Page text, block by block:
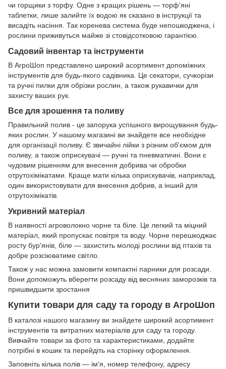
чи горщики з торфу. Одне з кращих рішень — торф'яні
таблетки, лише залийте їх водою як сказано в інструкції та
висадіть насіння. Так коренева система буде непошкоджена, і
рослини приживуться майже зі стовідсотковою гарантією.
Садовий інвентар та інструменти
В АгроШоп представлено широкий асортимент допоміжних
інструментів для будь-якого садівника. Це секатори, сучкорізи
та ручні пилки для обрізки рослин, а також рукавички для
захисту ваших рук.
Все для зрошення та поливу
Правильний полив - це запорука успішного вирощування будь-
яких рослин. У нашому магазині ви знайдете все необхідне
для організації поливу. Є звичайні лійки з різним об'ємом для
поливу, а також оприскувачі — ручні та пневматичні. Вони є
чудовим рішенням для внесення добрива чи обробки
отрутохімікатами. Краще мати кілька оприскувачів, наприклад,
один використовувати для внесення добрив, а інший для
отрутохімікатів.
Укривний матеріал
В наявності агроволокно чорне та біле. Це легкий та міцний
матеріал, який пропускає повітря та воду. Чорне перешкоджає
росту бур'янів, біле — захистить молоді рослини від птахів та
добре розсіюватиме світло.
Також у нас можна замовити компактні парники для розсади.
Вони допоможуть вберегти розсаду від весняних заморозків та
пришвидшити зростання
Купити товари для саду та городу в АгроШоп
В каталозі нашого магазину ви знайдете широкий асортимент
інструментів та витратних матеріалів для саду та городу.
Вивчайте товари за фото та характеристиками, додайте
потрібні в кошик та перейдіть на сторінку оформлення.
Заповніть кілька полів — ім'я, номер телефону, адресу